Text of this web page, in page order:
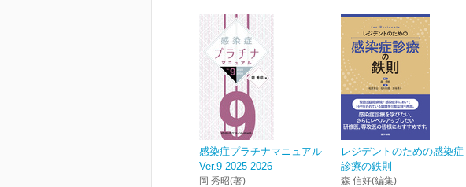
感染症プラチナマニュアル
Ver.9 2025-2026
岡 秀昭(著)
レジデントのための感染症
診療の鉄則
森 信好(編集)